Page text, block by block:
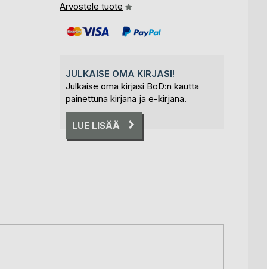
Arvostele tuote
JULKAISE OMA KIRJASI!
Julkaise oma kirjasi BoD:n kautta
painettuna kirjana ja e-kirjana.
LUE LISÄÄ